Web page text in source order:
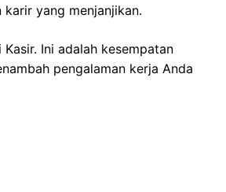
yang menjanjikan.
Ini adalah kesempatan
pengalaman kerja Anda